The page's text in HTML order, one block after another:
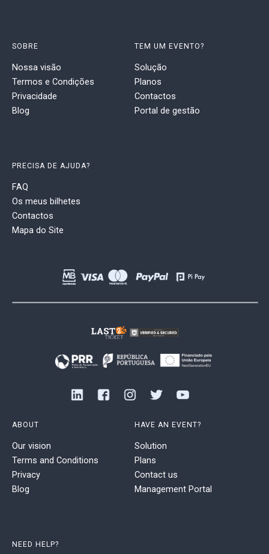
SOBRE
Nossa visão
Termos e Condições
Privacidade
Blog
TEM UM EVENTO?
Solução
Planos
Contactos
Portal de gestão
PRECISA DE AJUDA?
FAQ
Os meus bilhetes
Contactos
Mapa do Site
ABOUT
Our vision
Terms and Conditions
Privacy
Blog
HAVE AN EVENT?
Solution
Plans
Contact us
Management Portal
NEED HELP?